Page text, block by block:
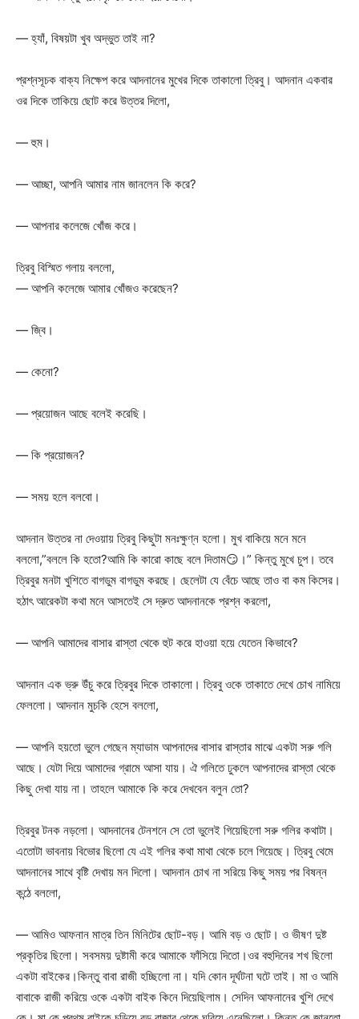
— হ্যাঁ, বিষয়টা খুব অদ্ভুত তাই না?
প্রশ্নসূচক বাক্য নিক্ষেপ করে আদনানের মুখের দিকে তাকালো ত্রিবু। আদনান একবার
ওর দিকে তাকিয়ে ছোট করে উত্তর দিলো,
— হুম।
— আচ্ছা, আপনি আমার নাম জানলেন কি করে?
— আপনার কলেজে খোঁজ করে।
ত্রিবু বিস্মিত গলায় বললো,
— আপনি কলেজে আমার খোঁজও করেছেন?
— জ্বি।
— কেনো?
— প্রয়োজন আছে বলেই করেছি।
— কি প্রয়োজন?
— সময় হলে বলবো।
আদনান উত্তর না দেওয়ায় ত্রিবু কিছুটা মনঃক্ষুণ্ন হলো। মুখ বাকিয়ে মনে মনে
বললো,”বললে কি হতো?আমি কি কারো কাছে বলে দিতাম😏।” কিন্তু মুখে চুপ। তবে
ত্রিবুর মনটা খুশিতে বাগডুম বাগডুম করছে। ছেলেটা যে বেঁচে আছে তাও বা কম কিসের।
হঠাৎ আরেকটা কথা মনে আসতেই সে দ্রুত আদনানকে প্রশ্ন করলো,
— আপনি আমাদের বাসার রাস্তা থেকে হুট করে হাওয়া হয়ে যেতেন কিভাবে?
আদনান এক ভ্রু উঁচু করে ত্রিবুর দিকে তাকালো। ত্রিবু ওকে তাকাতে দেখে চোখ নামিয়ে
ফেললো। আদনান মুচকি হেসে বললো,
— আপনি হয়তো ভুলে গেছেন ম্যাডাম আপনাদের বাসার রাস্তার মাঝে একটা সরু গলি
আছে। যেটা দিয়ে আমাদের গ্রামে আসা যায়। ঐ গলিতে ঢুকলে আপনাদের রাস্তা থেকে
কিছু দেখা যায় না। তাহলে আমাকে কি করে দেখবেন বলুন তো?
ত্রিবুর টনক নড়লো। আদনানের টেনশনে সে তো ভুলেই গিয়েছিলো সরু গলির কথাটা।
এতোটা ভাবনায় বিভোর ছিলো যে এই গলির কথা মাথা থেকে চলে গিয়েছে। ত্রিবু থেমে
আদনানের সাথে বৃষ্টি দেখায় মন দিলো। আদনান চোখ না সরিয়ে কিছু সময় পর বিষন্ন
কন্ঠে বললো,
— আমিও আফনান মাত্র তিন মিনিটের ছোট-বড়। আমি বড় ও ছোট। ও ভীষণ দুষ্ট
প্রকৃতির ছিলো। সবসময় দুষ্টামী করে আমাকে ফাঁসিয়ে দিতো।ওর বহুদিনের শখ ছিলো
একটা বাইকের।কিন্তু বাবা রাজী হচ্ছিলো না। যদি কোন দূর্ঘটনা ঘটে তাই। মা ও আমি
বাবাকে রাজী করিয়ে ওকে একটা বাইক কিনে দিয়েছিলাম। সেদিন আফনানের খুশি দেখে